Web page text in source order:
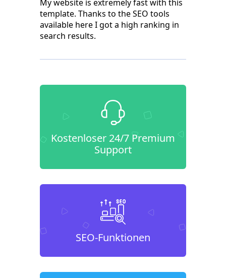
My website is extremely fast with this
template. Thanks to the SEO tools
available here I got a high ranking in
search results.
Kostenloser 24/7 Premium
Support
SEO-Funktionen